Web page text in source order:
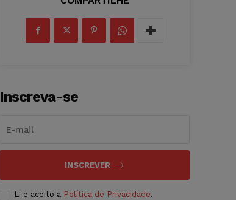
Inscreva-se
INSCREVER
Li e aceito a Política de Privacidade.